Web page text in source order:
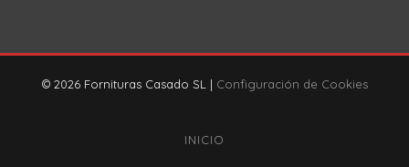
© 2026 Fornituras Casado SL | Configuración de Cookies
INICIO